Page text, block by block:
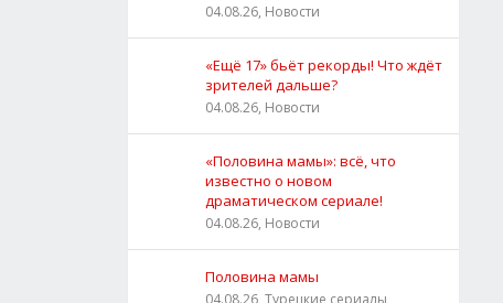
04.08.26, Новости
«Ещё 17» бьёт рекорды! Что ждёт
зрителей дальше?
04.08.26, Новости
«Половина мамы»: всё, что
известно о новом
драматическом сериале!
04.08.26, Новости
Половина мамы
04.08.26, Турецкие сериалы